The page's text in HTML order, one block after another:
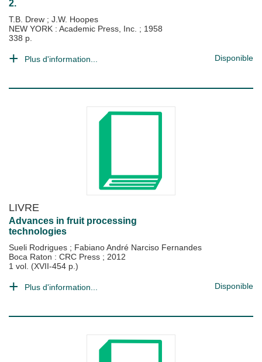
2.
T.B. Drew ; J.W. Hoopes
NEW YORK : Academic Press, Inc. ; 1958
338 p.
Plus d'information... Disponible
LIVRE
Advances in fruit processing
technologies
Sueli Rodrigues ; Fabiano André Narciso Fernandes
Boca Raton : CRC Press ; 2012
1 vol. (XVII-454 p.)
Plus d'information... Disponible